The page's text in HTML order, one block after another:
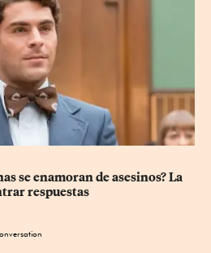
se enamoran de asesinos? La
respuestas